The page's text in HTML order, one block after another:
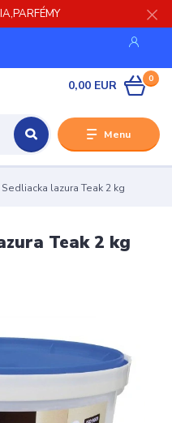
Menu
0
0,00 EUR
lazura Teak 2 kg
Teak 2 kg